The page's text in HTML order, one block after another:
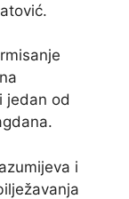
jedan od
i